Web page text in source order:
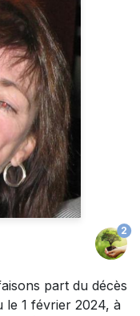
2
part du décès
le 1 février 2024, à